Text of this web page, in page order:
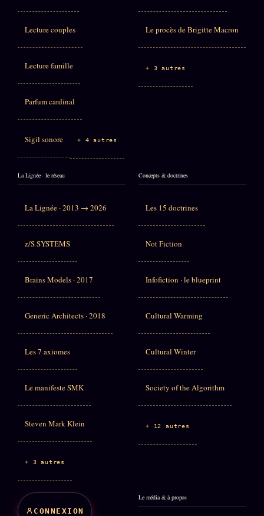
Lecture couples
Lecture famille
Parfum cardinal
Sigil sonore + 4 autres
Le procès de Brigitte Macron
+ 3 autres
La Lignée · le réseau
La Lignée · 2013 → 2026
z/S SYSTEMS
Brains Models · 2017
Generic Architects · 2018
Les 7 axiomes
Le manifeste SMK
Steven Mark Klein
+ 3 autres
Concepts & doctrines
Les 15 doctrines
Not Fiction
Infofiction · le blueprint
Cultural Warming
Cultural Winter
Society of the Algorithm
+ 12 autres
CONNEXION
Le média & à propos